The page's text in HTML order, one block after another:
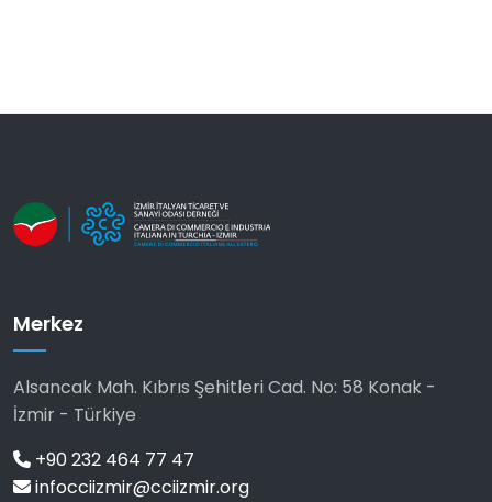
Merkez
Alsancak Mah. Kıbrıs Şehitleri Cad. No: 58 Konak -
İzmir - Türkiye
+90 232 464 77 47
infocciizmir@cciizmir.org